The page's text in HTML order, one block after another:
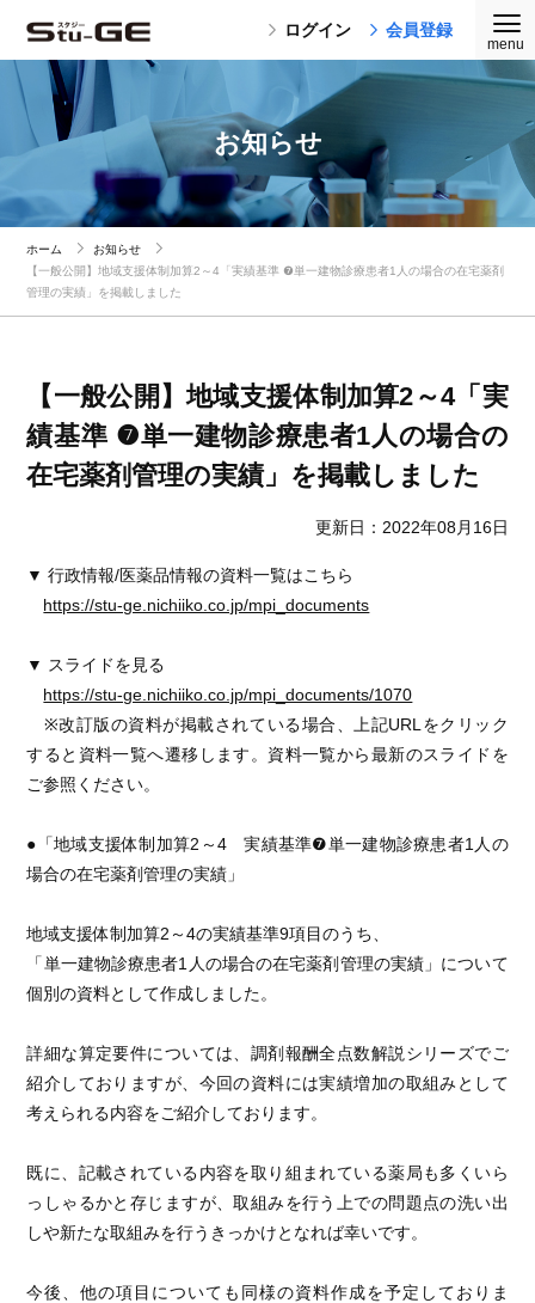
ログイン 会員登録
お知らせ
ホーム
お知らせ
【一般公開】地域支援体制加算2～4「実績基準 ❼単一建物診療患者1人の場合の在宅薬剤
管理の実績」を掲載しました
【一般公開】地域支援体制加算2～4「実
績基準 ❼単一建物診療患者1人の場合の
在宅薬剤管理の実績」を掲載しました
更新日：2022年08月16日
▼ 行政情報/医薬品情報の資料一覧はこちら
https://stu-ge.nichiiko.co.jp/mpi_documents
▼ スライドを見る
https://stu-ge.nichiiko.co.jp/mpi_documents/1070
※改訂版の資料が掲載されている場合、上記URLをクリック
すると資料一覧へ遷移します。資料一覧から最新のスライドを
ご参照ください。
●「地域支援体制加算2～4 実績基準❼単一建物診療患者1人の
場合の在宅薬剤管理の実績」
地域支援体制加算2～4の実績基準9項目のうち、
「単一建物診療患者1人の場合の在宅薬剤管理の実績」について
個別の資料として作成しました。
詳細な算定要件については、調剤報酬全点数解説シリーズでご
紹介しておりますが、今回の資料には実績増加の取組みとして
考えられる内容をご紹介しております。
既に、記載されている内容を取り組まれている薬局も多くいら
っしゃるかと存じますが、取組みを行う上での問題点の洗い出
しや新たな取組みを行うきっかけとなれば幸いです。
今後、他の項目についても同様の資料作成を予定しておりま